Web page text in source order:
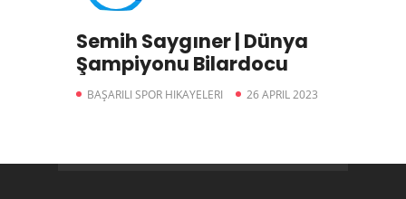
Semih Saygıner | Dünya
Şampiyonu Bilardocu
BAŞARILI SPOR HIKAYELERI 26 APRIL 2023